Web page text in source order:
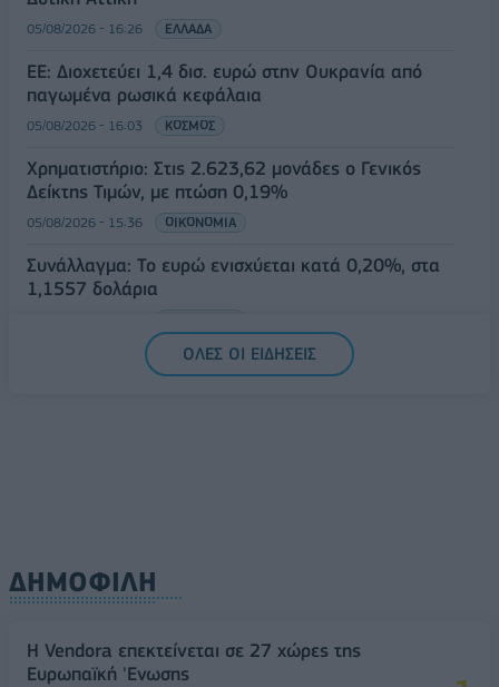
05/08/2026 - 16:26 ΕΛΛΑΔΑ
ΕΕ: Διοχετεύει 1,4 δισ. ευρώ στην Ουκρανία από
παγωμένα ρωσικά κεφάλαια
05/08/2026 - 16:03 ΚΟΣΜΟΣ
Χρηματιστήριο: Στις 2.623,62 μονάδες ο Γενικός
Δείκτης Τιμών, με πτώση 0,19%
05/08/2026 - 15:36 ΟΙΚΟΝΟΜΙΑ
Συνάλλαγμα: Το ευρώ ενισχύεται κατά 0,20%, στα
1,1557 δολάρια
ΟΛΕΣ ΟΙ ΕΙΔΗΣΕΙΣ
ΔΗΜΟΦΙΛΗ
Η Vendora επεκτείνεται σε 27 χώρες της
Ευρωπαϊκή 'Ενωσης